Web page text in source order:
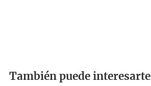
También puede interesarte